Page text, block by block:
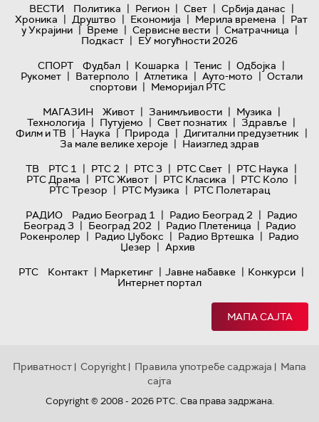
ВЕСТИ Политика | Регион | Свет | Србија данас |
Хроника | Друштво | Економија | Мерила времена | Рат
у Украјини | Време | Сервисне вести | Сматрачница |
Подкаст | ЕУ могућности 2026
СПОРТ
Фудбал | Кошарка | Тенис | Одбојка |
Рукомет | Ватерполо | Атлетика | Ауто-мото | Остали
спортови | Меморијал РТС
МАГАЗИН
Живот | Занимљивости | Музика |
Технологијa | Путујемо | Свет познатих | Здравље |
Филм и ТВ | Наука | Природа | Дигитални предузетник |
За мале велике хероје | Наизглед здрав
ТВ
РТС 1 | РТС 2 | РТС 3 | РТС Свет | РТС Наука |
РТС Драма | РТС Живот | РТС Класика | РТС Коло |
РТС Трезор | РТС Музика | РТС Полетарац
РАДИО
Радио Београд 1 | Радио Београд 2 | Радио
Београд 3 | Београд 202 | Радио Плетеница | Радио
Рокенролер | Радио Џубокс | Радио Вртешка | Радио
Џезер | Архив
РТС
Контакт | Маркетинг | Јавне набавке | Конкурси |
Интернет портал
МАПА САЈТА
Приватност | Copyright | Правила употребе садржаја | Мапа
сајта
Copyright © 2008 - 2026 РТС. Сва права задржана.